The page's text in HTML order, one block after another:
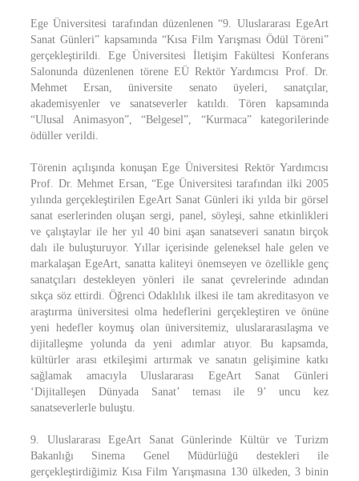
Ege Üniversitesi tarafından düzenlenen “9. Uluslararası EgeArt
Sanat Günleri” kapsamında “Kısa Film Yarışması Ödül Töreni”
gerçekleştirildi. Ege Üniversitesi İletişim Fakültesi Konferans
Salonunda düzenlenen törene EÜ Rektör Yardımcısı Prof. Dr.
Mehmet Ersan, üniversite senato üyeleri, sanatçılar,
akademisyenler ve sanatseverler katıldı. Tören kapsamında
“Ulusal Animasyon”, “Belgesel”, “Kurmaca” kategorilerinde
ödüller verildi.
Törenin açılışında konuşan Ege Üniversitesi Rektör Yardımcısı
Prof. Dr. Mehmet Ersan, “Ege Üniversitesi tarafından ilki 2005
yılında gerçekleştirilen EgeArt Sanat Günleri iki yılda bir görsel
sanat eserlerinden oluşan sergi, panel, söyleşi, sahne etkinlikleri
ve çalıştaylar ile her yıl 40 bini aşan sanatseveri sanatın birçok
dalı ile buluşturuyor. Yıllar içerisinde geleneksel hale gelen ve
markalaşan EgeArt, sanatta kaliteyi önemseyen ve özellikle genç
sanatçıları destekleyen yönleri ile sanat çevrelerinde adından
sıkça söz ettirdi. Öğrenci Odaklılık ilkesi ile tam akreditasyon ve
araştırma üniversitesi olma hedeflerini gerçekleştiren ve önüne
yeni hedefler koymuş olan üniversitemiz, uluslararasılaşma ve
dijitalleşme yolunda da yeni adımlar atıyor. Bu kapsamda,
kültürler arası etkileşimi artırmak ve sanatın gelişimine katkı
sağlamak amacıyla Uluslararası EgeArt Sanat Günleri
‘Dijitalleşen Dünyada Sanat’ teması ile 9’ uncu kez
sanatseverlerle buluştu.
9. Uluslararası EgeArt Sanat Günlerinde Kültür ve Turizm
Bakanlığı Sinema Genel Müdürlüğü destekleri ile
gerçekleştirdiğimiz Kısa Film Yarışmasına 130 ülkeden, 3 binin